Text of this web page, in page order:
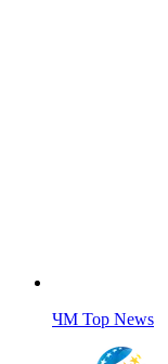
ЧМ Top News